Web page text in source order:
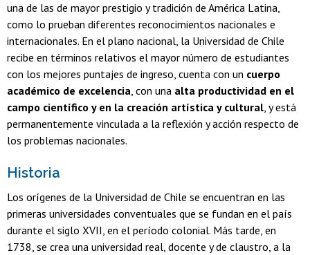
una de las de mayor prestigio y tradición de América Latina,
como lo prueban diferentes reconocimientos nacionales e
internacionales. En el plano nacional, la Universidad de Chile
recibe en términos relativos el mayor número de estudiantes
con los mejores puntajes de ingreso, cuenta con un cuerpo
académico de excelencia, con una alta productividad en el
campo científico y en la creación artística y cultural, y está
permanentemente vinculada a la reflexión y acción respecto de
los problemas nacionales.
Historia
Los orígenes de la Universidad de Chile se encuentran en las
primeras universidades conventuales que se fundan en el país
durante el siglo XVII, en el período colonial. Más tarde, en
1738, se crea una universidad real, docente y de claustro, a la